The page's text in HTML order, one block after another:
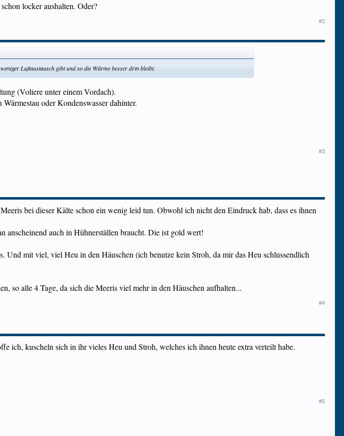
locker aushalten. Oder?
#2
Luftaustausch gibt und so die Wärme besser drin bleibt.
(Voliere unter einem Vordach).
oder Kondenswasser dahinter.
#3
bei dieser Kälte schon ein wenig leid tun. Obwohl ich nicht den Eindruck hab, dass es ihnen
anscheinend auch in Hühnerställen braucht. Die ist gold wert!
mit viel, viel Heu in den Häuschen (ich benutze kein Stroh, da mir das Heu schlussendlich
so alle 4 Tage, da sich die Meeris viel mehr in den Häuschen aufhalten...
#4
ich, kuscheln sich in ihr vieles Heu und Stroh, welches ich ihnen heute extra verteilt habe.
#5